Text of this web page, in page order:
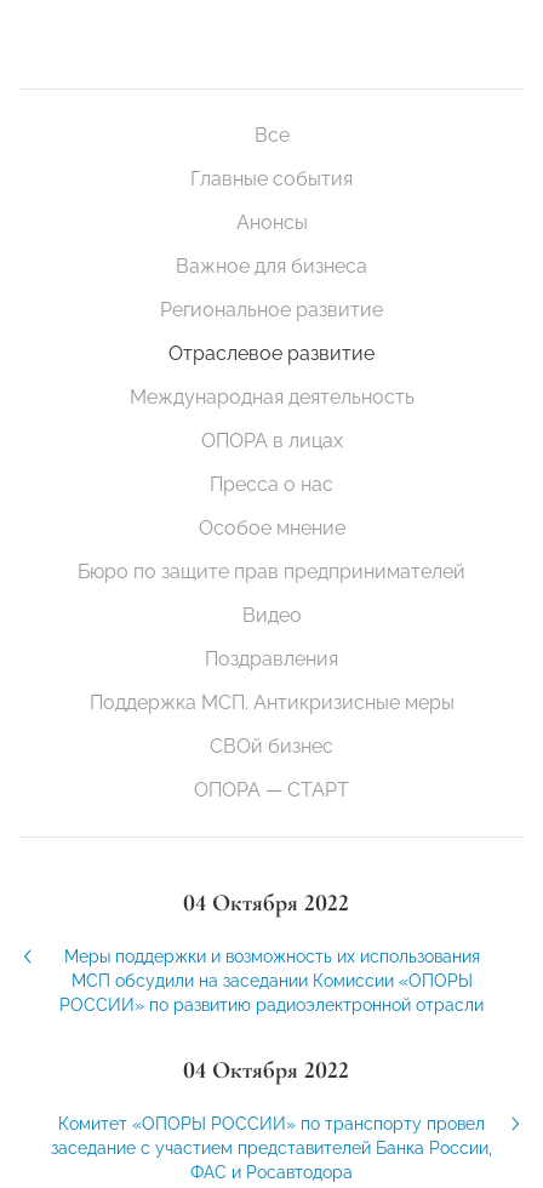
Все
Главные события
Анонсы
Важное для бизнеса
Региональное развитие
Отраслевое развитие
Международная деятельность
ОПОРА в лицах
Пресса о нас
Особое мнение
Бюро по защите прав предпринимателей
Видео
Поздравления
Поддержка МСП. Антикризисные меры
СВОй бизнес
ОПОРА — СТАРТ
04 Октября 2022
Меры поддержки и возможность их использования
МСП обсудили на заседании Комиссии «ОПОРЫ
РОССИИ» по развитию радиоэлектронной отрасли
04 Октября 2022
Комитет «ОПОРЫ РОССИИ» по транспорту провел
заседание с участием представителей Банка России,
ФАС и Росавтодора